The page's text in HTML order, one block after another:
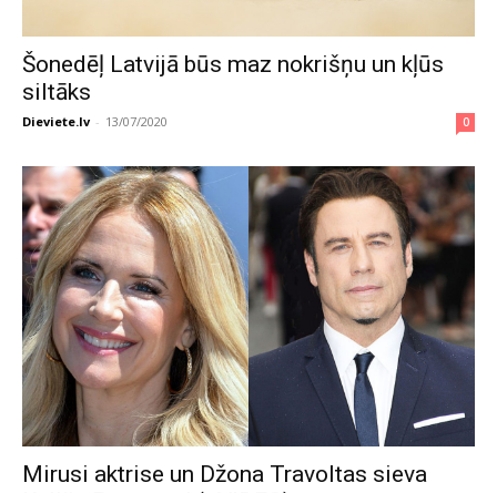
Šonedēļ Latvijā būs maz nokrišņu un kļūs
siltāks
Dieviete.lv - 13/07/2020 0
Mirusi aktrise un Džona Travoltas sieva